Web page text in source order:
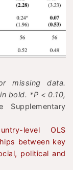
missing data.
bold. *P < 0.10,
level OLS
between key
political and